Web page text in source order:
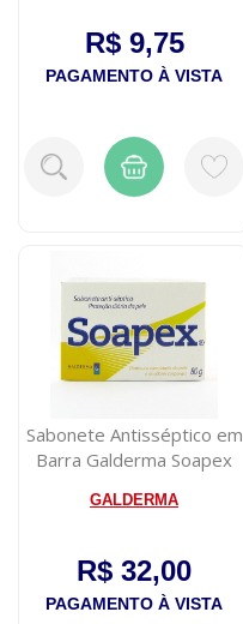
R$ 9,75
PAGAMENTO À VISTA
Sabonete Antisséptico em
Barra Galderma Soapex
GALDERMA
R$ 32,00
PAGAMENTO À VISTA